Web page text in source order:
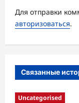
п
и
с
и
Для отправки
авторизоваться.
Связанные
Uncategorised